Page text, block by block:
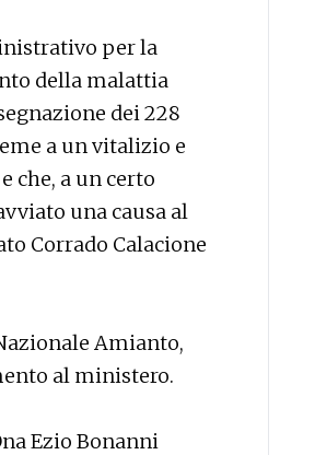
per la
della malattia
dei 228
a un vitalizio e
che, a un certo
una causa al
Corrado Calacione
Amianto,
al ministero.
Ezio Bonanni